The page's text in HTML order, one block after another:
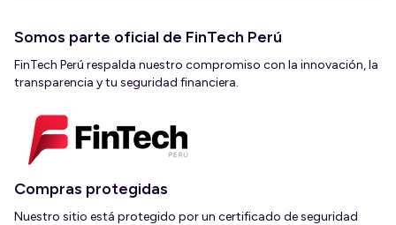
Somos parte oficial de FinTech Perú
FinTech Perú respalda nuestro compromiso con la innovación, la
transparencia y tu seguridad financiera.
Compras protegidas
Nuestro sitio está protegido por un certificado de seguridad